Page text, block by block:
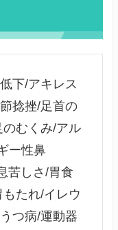
下/アキレス
捻挫/足首の
むくみ/アル
ー性鼻
苦しさ/胃食
たれ/イレウ
つ病/運動器